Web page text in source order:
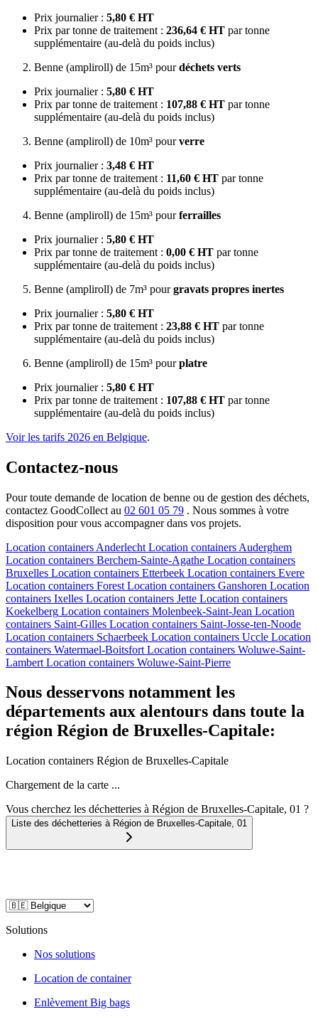
Prix journalier : 5,80 € HT
Prix par tonne de traitement : 236,64 € HT par tonne
supplémentaire (au-delà du poids inclus)
Benne (ampliroll) de 15m³ pourdéchets verts
Prix journalier : 5,80 € HT
Prix par tonne de traitement : 107,88 € HT par tonne
supplémentaire (au-delà du poids inclus)
Benne (ampliroll) de 10m³ pourverre
Prix journalier : 3,48 € HT
Prix par tonne de traitement : 11,60 € HT par tonne
supplémentaire (au-delà du poids inclus)
Benne (ampliroll) de 15m³ pourferrailles
Prix journalier : 5,80 € HT
Prix par tonne de traitement : 0,00 € HT par tonne
supplémentaire (au-delà du poids inclus)
Benne (ampliroll) de 7m³ pourgravats propres inertes
Prix journalier : 5,80 € HT
Prix par tonne de traitement : 23,88 € HT par tonne
supplémentaire (au-delà du poids inclus)
Benne (ampliroll) de 15m³ pourplatre
Prix journalier : 5,80 € HT
Prix par tonne de traitement : 107,88 € HT par tonne
supplémentaire (au-delà du poids inclus)
Voir les tarifs 2026 en Belgique.
Contactez-nous
Pour toute demande de location de benne ou de gestion des déchets,
contactez GoodCollect au 02 601 05 79 . Nous sommes à votre
disposition pour vous accompagner dans vos projets.
Location containers Anderlecht Location containers Auderghem
Location containers Berchem-Sainte-Agathe Location containers
Bruxelles Location containers Etterbeek Location containers Evere
Location containers Forest Location containers Ganshoren Location
containers Ixelles Location containers Jette Location containers
Koekelberg Location containers Molenbeek-Saint-Jean Location
containers Saint-Gilles Location containers Saint-Josse-ten-Noode
Location containers Schaerbeek Location containers Uccle Location
containers Watermael-Boitsfort Location containers Woluwe-Saint-
Lambert Location containers Woluwe-Saint-Pierre
Nous desservons notamment les
départements aux alentours dans toute la
région Région de Bruxelles-Capitale:
Location containers Région de Bruxelles-Capitale
Chargement de la carte ...
Vous cherchez les déchetteries à Région de Bruxelles-Capitale, 01 ?
Liste des déchetteries à Région de Bruxelles-Capitale, 01
Solutions
Nos solutions
Location de container
Enlèvement Big bags